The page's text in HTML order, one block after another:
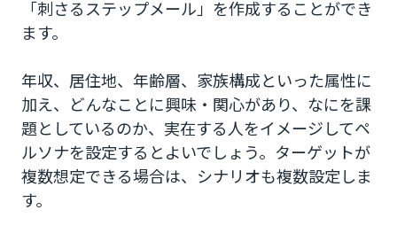
「刺さるステップメール」を作成することができ
ます。
年収、居住地、年齢層、家族構成といった属性に
加え、どんなことに興味・関心があり、なにを課
題としているのか、実在する人をイメージしてペ
ルソナを設定するとよいでしょう。ターゲットが
複数想定できる場合は、シナリオも複数設定しま
す。